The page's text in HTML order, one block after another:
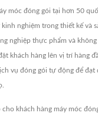
móc đóng gói tại hơn 50
nghiệm trong thiết kế và
nghiệp thực phẩm và
khách hàng lên vị trí hàng
vụ đóng gói tự động để
cho khách hàng máy móc